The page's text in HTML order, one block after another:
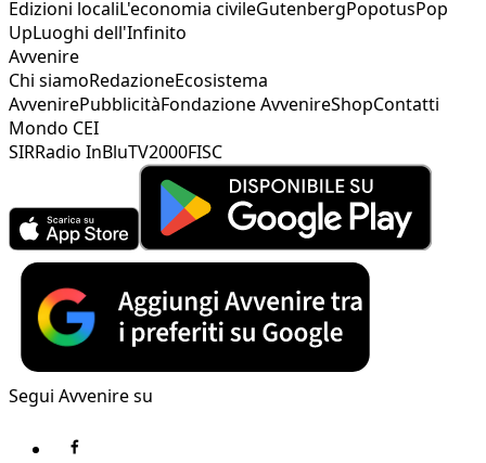
Edizioni localiL'economia civileGutenbergPopotusPop
UpLuoghi dell'Infinito
Avvenire
Chi siamoRedazioneEcosistema
AvvenirePubblicitàFondazione AvvenireShopContatti
Mondo CEI
SIRRadio InBluTV2000FISC
Segui Avvenire su